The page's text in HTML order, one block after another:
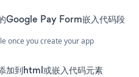
Pay Form嵌入代码段
once you create your app
加到html或嵌入代码元素